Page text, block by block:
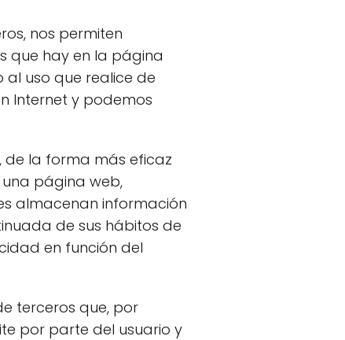
nos permiten
que hay en la página
uso que realice de
Internet y podemos
de la forma más eficaz
una página web,
almacenan información
de sus hábitos de
en función del
terceros que, por
por parte del usuario y